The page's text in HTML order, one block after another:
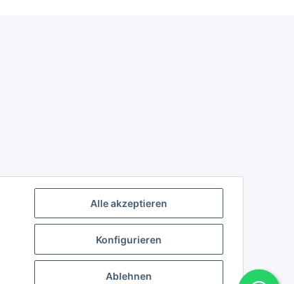
Alle akzeptieren
Konfigurieren
Ablehnen